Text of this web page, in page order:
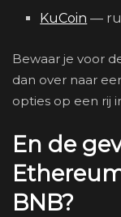
KuCoin —
Bewaar je voor
dan over naar
opties op een rij
En de
BNB?